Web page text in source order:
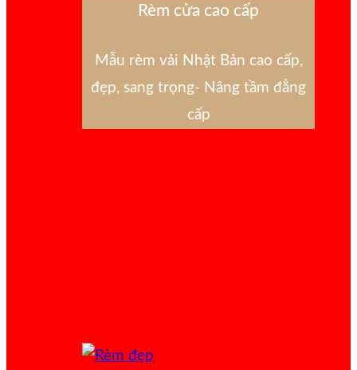
Rèm cửa cao cấp
Mẫu rèm vải Nhật Bản cao cấp,
đẹp, sang trọng- Nâng tầm đẳng
cấp